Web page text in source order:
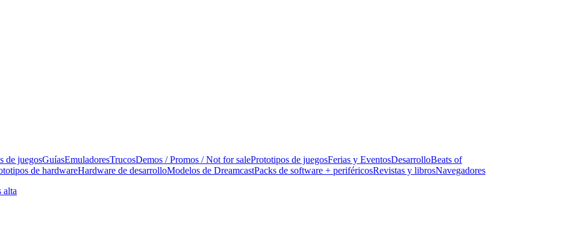
de juegosGuíasEmuladoresTrucosDemos / Promos / Not for salePrototipos de juegosFerias y EventosDesarrolloBeats of
de hardwareHardware de desarrolloModelos de DreamcastPacks de software + periféricosRevistas y librosNavegadores
alta